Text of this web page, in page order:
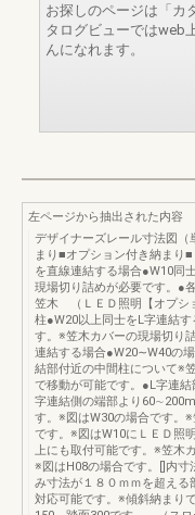
お探しのページは「カ
タログビューではweb
んになれます。
左ページから抽出された内容
デザイナーズレール寸法図
まり■オプション付き納まり
を直線連結する場合●W10同
現場切り詰めが必要です。●
笠木 （ＬＥＤ照明【オプシ
柱●W20以上同士をL字連結
す。※笠木カバーの現場切り
連結する場合●W20∼W40の
結部付近の中間柱について※
で移動が可能です。●L字連
字連結側の端部より
す。※図はW30の場合です。
です。※図はW10にＬＥＤ照
上にも取付可能です。※笠木
※図はH08の場合です。[]内寸
み寸法が１８０ｍｍを超える
対応可能です。※傾斜納まり